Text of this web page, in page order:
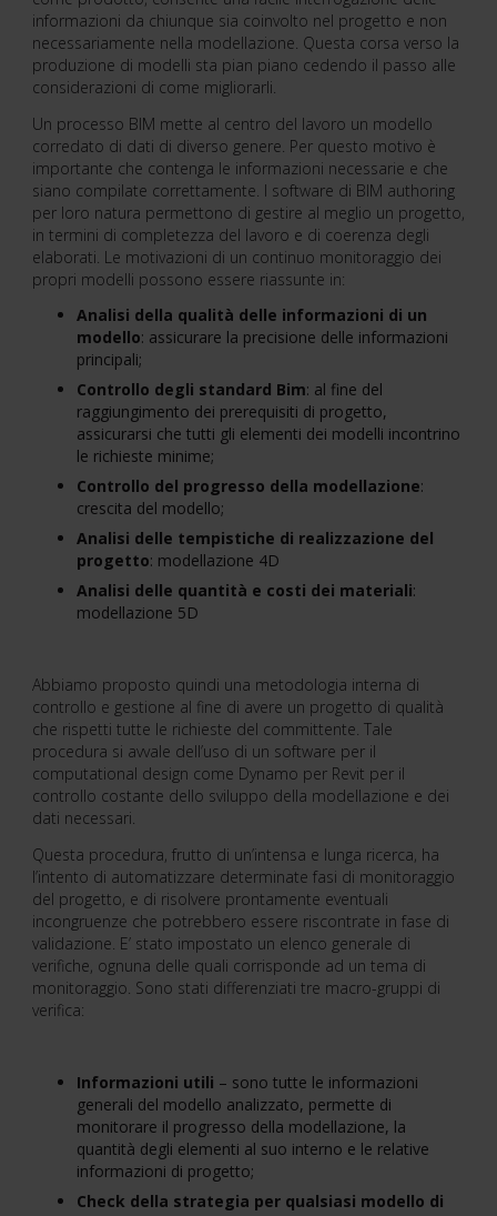
informazioni da chiunque sia coinvolto nel progetto e non
necessariamente nella modellazione. Questa corsa verso la
produzione di modelli sta pian piano cedendo il passo alle
considerazioni di come migliorarli.
Un processo BIM mette al centro del lavoro un modello
corredato di dati di diverso genere. Per questo motivo è
importante che contenga le informazioni necessarie e che
siano compilate correttamente. I software di BIM authoring
per loro natura permettono di gestire al meglio un progetto,
in termini di completezza del lavoro e di coerenza degli
elaborati. Le motivazioni di un continuo monitoraggio dei
propri modelli possono essere riassunte in:
Analisi della qualità delle informazioni di un
modello: assicurare la precisione delle informazioni
principali;
Controllo degli standard Bim: al fine del
raggiungimento dei prerequisiti di progetto,
assicurarsi che tutti gli elementi dei modelli incontrino
le richieste minime;
Controllo del progresso della modellazione:
crescita del modello;
Analisi delle tempistiche di realizzazione del
progetto: modellazione 4D
Analisi delle quantità e costi dei materiali:
modellazione 5D
Abbiamo proposto quindi una metodologia interna di
controllo e gestione al fine di avere un progetto di qualità
che rispetti tutte le richieste del committente. Tale
procedura si avvale dell’uso di un software per il
computational design come Dynamo per Revit per il
controllo costante dello sviluppo della modellazione e dei
dati necessari.
Questa procedura, frutto di un’intensa e lunga ricerca, ha
l’intento di automatizzare determinate fasi di monitoraggio
del progetto, e di risolvere prontamente eventuali
incongruenze che potrebbero essere riscontrate in fase di
validazione. E’ stato impostato un elenco generale di
verifiche, ognuna delle quali corrisponde ad un tema di
monitoraggio. Sono stati differenziati tre macro-gruppi di
verifica:
Informazioni utili – sono tutte le informazioni
generali del modello analizzato, permette di
monitorare il progresso della modellazione, la
quantità degli elementi al suo interno e le relative
informazioni di progetto;
Check della strategia per qualsiasi modello di